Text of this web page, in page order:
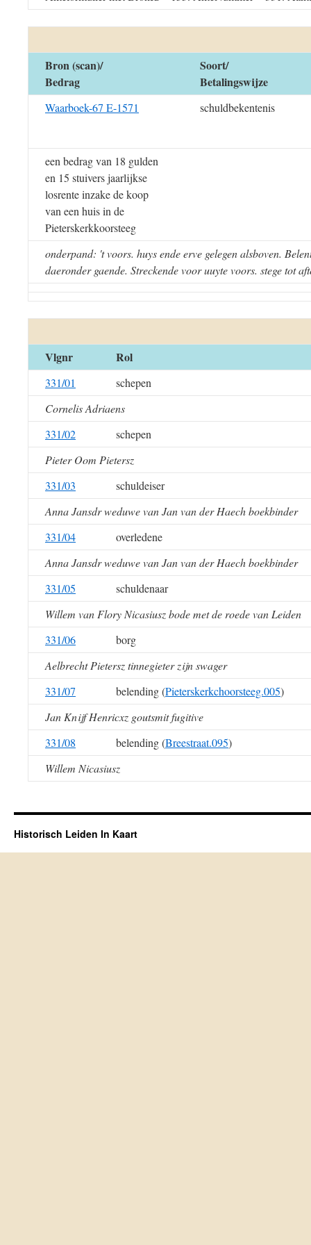
Bron (scan)/
Bedrag
Soort/
Betalingswijze
Waarboek-67 E-1571 schuldbekentenis
een bedrag van 18 gulden
en 15 stuivers jaarlijkse
losrente inzake de koop
van een huis in de
Pieterskerkkoorsteeg
onderpand: 't voors. huys ende erve gelegen alsboven.
daeronder gaende. Streckende voor uuyte voors. stege tot
Vlgnr Rol
331/01
schepen
Cornelis Adriaens
331/02
schepen
Pieter Oom Pietersz
331/03
schuldeiser
Anna Jansdr weduwe van Jan van der Haech boekbinder
331/04
overledene
Anna Jansdr weduwe van Jan van der Haech boekbinder
331/05
schuldenaar
Willem van Flory Nicasiusz bode met de roede van Leiden
331/06
borg
Aelbrecht Pietersz tinnegieter zijn swager
331/07
belending (Pieterskerkchoorsteeg.005)
Jan Knijf Henricxz goutsmit fugitive
331/08
belending (Breestraat.095)
Willem Nicasiusz
Historisch Leiden In Kaart